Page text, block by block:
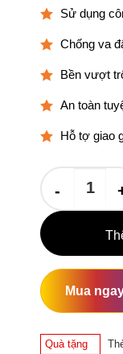
là:
950.000₫.
tại
là:
750.000₫.
Sử dụng
Chống va
Bền vượt
An toàn
Hỗ tợ giao
Mua
Quà tặng